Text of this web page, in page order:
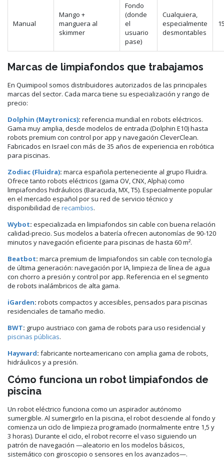
Manual
Mango +
manguera al
skimmer
Fondo
(donde
el
usuario
pase)
Cualquiera,
especialmente
desmontables
Marcas de limpiafondos que trabajamos
En Quimipool somos distribuidores autorizados de las principales
marcas del sector. Cada marca tiene su especialización y rango de
precio:
Dolphin (Maytronics): referencia mundial en robots eléctricos.
Gama muy amplia, desde modelos de entrada (Dolphin E10) hasta
robots premium con control por app y navegación CleverClean.
Fabricados en Israel con más de 35 años de experiencia en robótica
para piscinas.
Zodiac (Fluidra): marca española perteneciente al grupo Fluidra.
Ofrece tanto robots eléctricos (gama OV, CNX, Alpha) como
limpiafondos hidráulicos (Baracuda, MX, T5). Especialmente popular
en el mercado español por su red de servicio técnico y
disponibilidad de recambios.
Wybot: especializada en limpiafondos sin cable con buena relación
calidad-precio. Sus modelos a batería ofrecen autonomías de 90-120
minutos y navegación eficiente para piscinas de hasta 60 m².
Beatbot: marca premium de limpiafondos sin cable con tecnología
de última generación: navegación por IA, limpieza de línea de agua
con chorro a presión y control por app. Referencia en el segmento
de robots inalámbricos de alta gama.
iGarden: robots compactos y accesibles, pensados para piscinas
residenciales de tamaño medio.
BWT: grupo austriaco con gama de robots para uso residencial y
piscinas públicas.
Hayward: fabricante norteamericano con amplia gama de robots,
hidráulicos y a presión.
Cómo funciona un robot limpiafondos de
piscina
Un robot eléctrico funciona como un aspirador autónomo
sumergible. Al sumergirlo en la piscina, el robot desciende al fondo y
comienza un ciclo de limpieza programado (normalmente entre 1,5 y
3 horas). Durante el ciclo, el robot recorre el vaso siguiendo un
patrón de navegación —aleatorio en los modelos básicos,
sistemático con giroscopio o sensores en los avanzados—.